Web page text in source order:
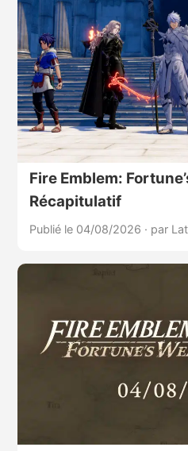
Fire Emblem:
Récapitulatif
Publié le 04/08/2026 · par